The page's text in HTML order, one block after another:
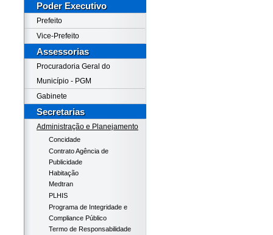
Poder Executivo
Prefeito
Vice-Prefeito
Assessorias
Procuradoria Geral do
Município - PGM
Gabinete
Secretarias
Administração e Planejamento
Concidade
Contrato Agência de
Publicidade
Habitação
Medtran
PLHIS
Programa de Integridade e
Compliance Público
Termo de Responsabilidade